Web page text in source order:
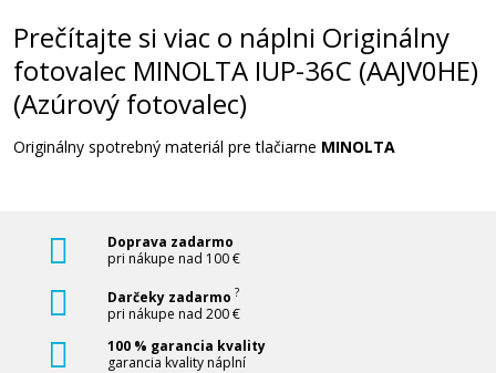
Originálna odpadová nádobka MINOLTA
WB-P08 (ACDNWY1)
Originálna odpadová nádobka
28,90 €
Pridať do košíka
Prečítajte si viac o náplni Originálny
fotovalec MINOLTA IUP-36C (AAJV0HE)
(Azúrový fotovalec)
Originálny spotrebný materiál pre tlačiarne MINOLTA
Doprava zadarmo
pri nákupe nad 100 €
Darčeky zadarmo ?
pri nákupe nad 200 €
100 % garancia kvality
garancia kvality náplní